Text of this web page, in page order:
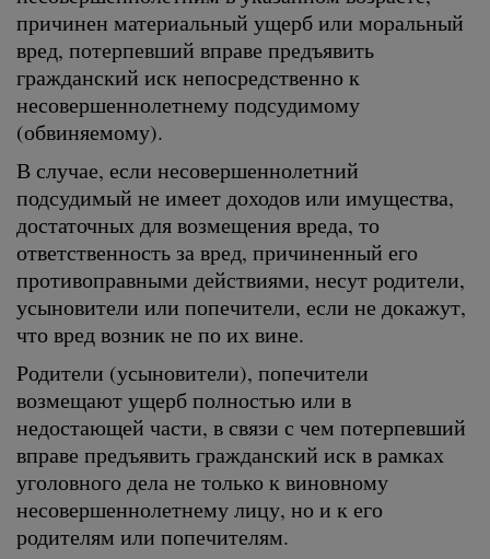
причинен материальный ущерб или моральный
вред, потерпевший вправе предъявить
гражданский иск непосредственно к
несовершеннолетнему подсудимому
(обвиняемому).
В случае, если несовершеннолетний
подсудимый не имеет доходов или имущества,
достаточных для возмещения вреда, то
ответственность за вред, причиненный его
противоправными действиями, несут родители,
усыновители или попечители, если не докажут,
что вред возник не по их вине.
Родители (усыновители), попечители
возмещают ущерб полностью или в
недостающей части, в связи с чем потерпевший
вправе предъявить гражданский иск в рамках
уголовного дела не только к виновному
несовершеннолетнему лицу, но и к его
родителям или попечителям.